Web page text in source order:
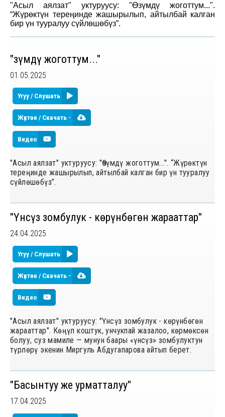
"Асыл аялзат" уктуруусу: "Өзүмдү жоготтум...".
“Жүрөктүн тереңинде жашырылып, айтылбай калган
бир үн тууралуу сүйлөшөбүз”.
"Өзүмдү жоготтум..."
01.05.2025
Угуу / Слушать
Жүктөө / Скачать -
Видео
"Асыл аялзат" уктуруусу: "Өзүмдү жоготтум...". “Жүрөктүн
тереңинде жашырылып, айтылбай калган бир үн тууралуу
сүйлөшөбүз”.
"Үнсүз зомбулук - көрүнбөгөн жарааттар"
24.04.2025
Угуу / Слушать
Жүктөө / Скачать -
Видео
"Асыл аялзат" уктуруусу: "Үнсүз зомбулук - көрүнбөгөн
жарааттар". Көңүл коштук, унчукпай жазалоо, көрмөксөн
болуу, суз мамиле — мунун баары «үнсүз» зомбулуктун
түрлөрү экенин Миргуль Абдугапарова айтып берет.
"Басынтуу же урматталуу"
17.04.2025